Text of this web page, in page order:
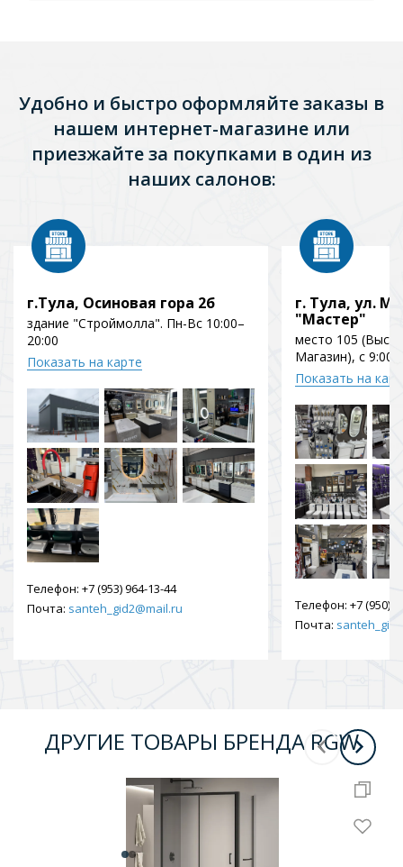
Удобно и быстро оформляйте заказы в
нашем интернет-магазине или
приезжайте за покупками в один из
наших салонов:
г.Тула, Осиновая гора 2б
здание "Строймолла". Пн-Вс 10:00–
20:00
Показать на карте
Телефон: +7 (953) 964-13-44
Почта: santeh_gid2@mail.ru
г. Тула, ул.
"Мастер"
место 105
Магазин), с 9:00
Показать на
Телефон: +7 (950)
Почта:
ДРУГИЕ ТОВАРЫ БРЕНДА RGW